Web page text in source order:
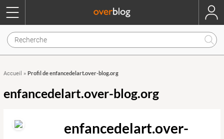
Accueil » Profil de enfancedelart.over-blog.org
enfancedelart.over-blog.org
enfancedelart.over-